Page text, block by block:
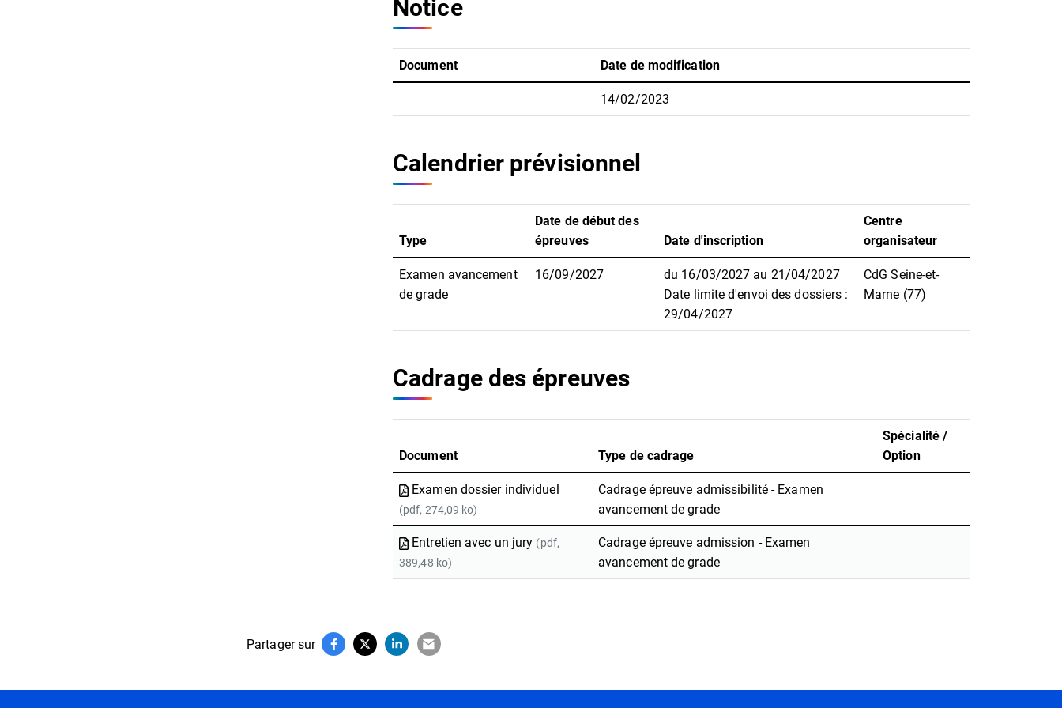
Notice
Document Date de modification
14/02/2023
Calendrier prévisionnel
Type
Date de début des
épreuves
Date d'inscription
Centre
organisateur
Examen avancement
de grade
16/09/2027
du 16/03/2027 au 21/04/2027
Date limite d'envoi des dossiers :
29/04/2027
CdG Seine-et-
Marne (77)
Cadrage des épreuves
Document Type de cadrage
Spécialité /
Option
Examen dossier individuel
(pdf, 274,09 ko)
Cadrage épreuve admissibilité - Examen
avancement de grade
Entretien avec un jury (pdf,
389,48 ko)
Cadrage épreuve admission - Examen
avancement de grade
Partager sur Partager sur Facebook
(ouverture dans un nouvel onglet)
Partager sur X (Twitter)
(ouverture dans un nouvel onglet)
Partager sur LinkedIn
(ouverture dans un nouvel onglet)
Partager par e-mail
(ouverture dans un nouvel onglet)